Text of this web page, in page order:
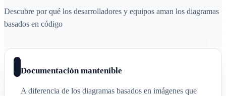
Descubre por qué los desarrolladores y equipos aman los diagramas
basados en código
Documentación mantenible
A diferencia de los diagramas basados en imágenes que